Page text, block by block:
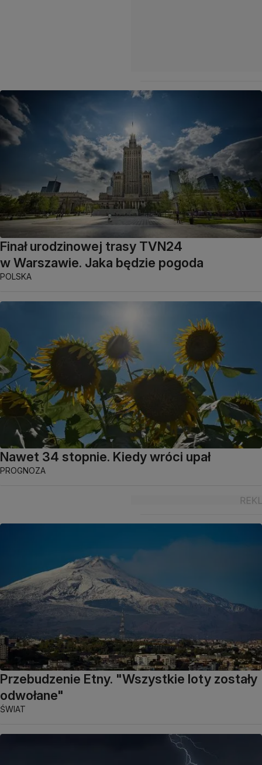
Finał urodzinowej trasy TVN24
w Warszawie. Jaka będzie pogoda
POLSKA
Nawet 34 stopnie. Kiedy wróci upał
PROGNOZA
Przebudzenie Etny. "Wszystkie loty zostały
odwołane"
ŚWIAT